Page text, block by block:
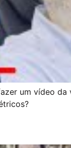
um vídeo